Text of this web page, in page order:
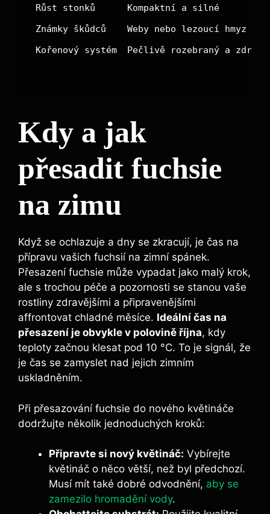
Růst stonků
Kompaktní a silné
Známky škůdců
Weby nebo lezoucí hmyz
Kořenový systém
Pečlivě rozebraný a zdravý
Kdy a jak
přesadit fuchsie
na zimu
Když se ochlazuje a dny se zkracují, je čas na
přípravu vašich fuchsií na zimní spánek.
Přesazení fuchsie může vypadat jako malý krok,
ale s trochou péče a pozornosti se stanou vaše
rostliny zdravějšími a připravenějšími
affrontovat chladné měsíce. Ideální čas na
přesazení je obvykle v polovině října, kdy
teploty začnou klesat pod 10 °C. To je signál, že
je čas se zamyslet nad jejich zimním
uskladněním.
Při přesazování fuchsie do nového květináče
dodržujte několik jednoduchých kroků:
Připravte si nový květináč: Vybírejte
květináč o něco větší, než byl předchozí.
Musí mít také dobré odvodnění, aby se
zamezilo hromadění vody.